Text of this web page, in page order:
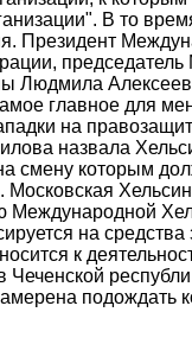
В то
Президент
председатель
Людмила
главное для
на
назвала
смену которым
Московская
Международной
на
к
Чеченской
подождать